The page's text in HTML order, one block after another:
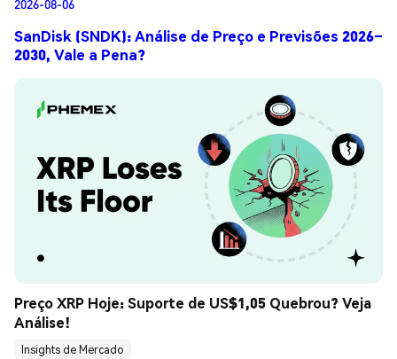
2026-08-06
SanDisk (SNDK): Análise de Preço e Previsões 2026–
2030, Vale a Pena?
Preço XRP Hoje: Suporte de US$1,05 Quebrou? Veja
Análise!
Insights de Mercado